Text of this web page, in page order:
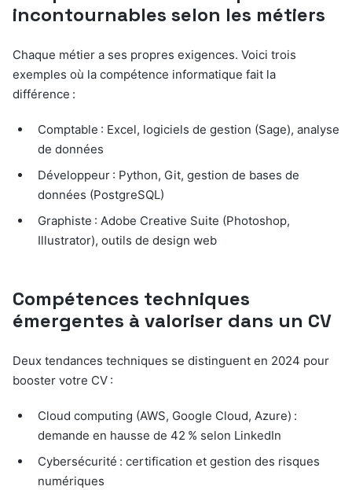
incontournables selon les métiers
Chaque métier a ses propres exigences. Voici trois
exemples où la compétence informatique fait la
différence :
Comptable : Excel, logiciels de gestion (Sage), analyse
de données
Développeur : Python, Git, gestion de bases de
données (PostgreSQL)
Graphiste : Adobe Creative Suite (Photoshop,
Illustrator), outils de design web
Compétences techniques
émergentes à valoriser dans un CV
Deux tendances techniques se distinguent en 2024 pour
booster votre CV :
Cloud computing (AWS, Google Cloud, Azure) :
demande en hausse de 42 % selon LinkedIn
Cybersécurité : certification et gestion des risques
numériques